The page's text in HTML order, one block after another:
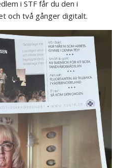
i STF får du den i
och två gånger digitalt.